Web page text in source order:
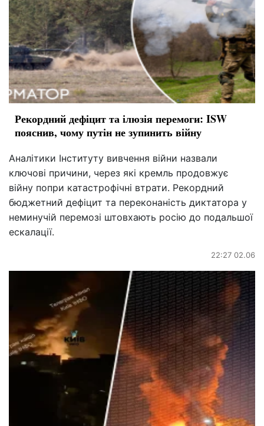
Рекордний дефіцит та ілюзія перемоги: ISW
пояснив, чому путін не зупинить війну
Аналітики Інституту вивчення війни назвали
ключові причини, через які кремль продовжує
війну попри катастрофічні втрати. Рекордний
бюджетний дефіцит та переконаність диктатора у
неминучій перемозі штовхають росію до подальшої
ескалації.
22:27 02.06